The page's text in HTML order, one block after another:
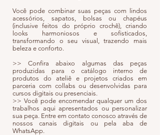
Você pode combinar suas peças com lindos
acessórios, sapatos, bolsas ou chapéus
(inclusive feitos do próprio crochê), criando
looks harmoniosos e sofisticados,
transformando o seu visual, trazendo mais
beleza e conforto.
>> Confira abaixo algumas das peças
produzidas para o catálogo interno de
produtos do ateliê e projetos criados em
parceria com collabs ou desenvolvidas para
cursos digitais ou presenciais.
>> Você pode encomendar qualquer um dos
trabalhos aqui apresentados ou personalizar
sua peça. Entre em contato conosco através de
nossos canais digitais ou pela aba de
WhatsApp.